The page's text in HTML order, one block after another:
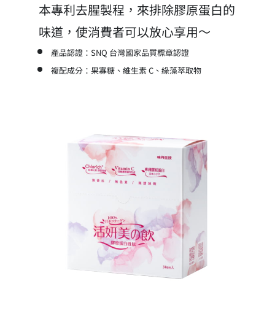
本專利去腥製程，來排除膠原蛋白的
味道，使消費者可以放心享用～
產品認證：SNQ 台灣國家品質標章認證
複配成分：果寡糖、維生素 C、綠藻萃取物